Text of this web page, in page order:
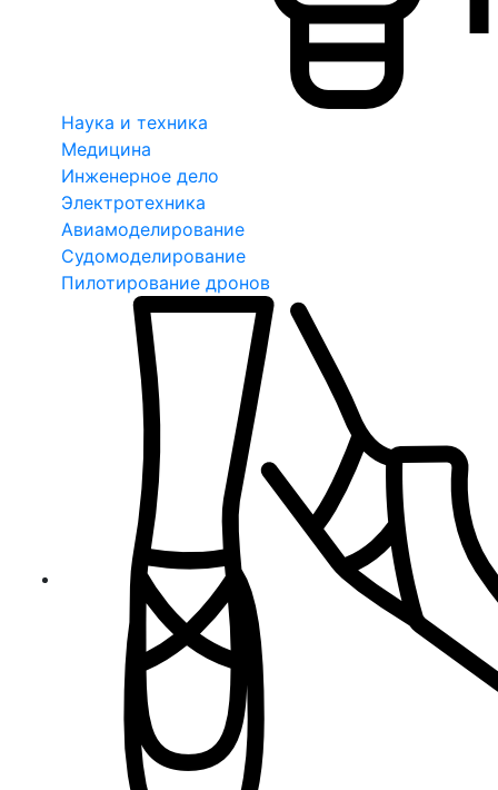
Наука и техника
Медицина
Инженерное дело
Электротехника
Авиамоделирование
Судомоделирование
Пилотирование дронов